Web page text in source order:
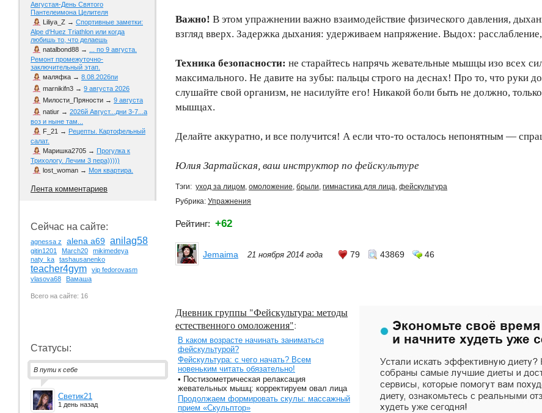
Важно! В этом упражнении важно взаимодействие физического давления,
взгляд вверх. Задержка дыхания: удерживаем напряжение. Выдох: расслабление,
Техника безопасности: не старайтесь напрячь жевательные мышцы изо всех
максимального. Не давите на зубы: пальцы строго на деснах! Про то, что руки
слушайте свой организм, не насилуйте его! Никакой боли быть не должно,
мышцах.
Делайте аккуратно, и все получится! А если что-то осталось непонятным —
Юлия Зартайская, ваш инструктор по фейскультуре
Тэги: уход за лицом, омоложение, брыли, гимнастика для лица, фейскультура
Рубрика: Упражнения
Рейтинг: +62
Jemaima 21 ноября 2014 года 79 43869 46
Дневник группы "Фейскультура: методы
естественного омоложения":
В каком возрасте начинать заниматься
фейскультурой?
Фейскультура: с чего начать? Всем
новеньким читать обязательно!
• Постизометрическая релаксация
жевательных мышц: корректируем овал лица
Продолжаем формировать скулы: массажный
прием «Скульптор»
Августая-День Святого
Пантелеимона Целителя
Liliya_Z → Спортивные заметки:
Alpe d‘Huez Triathlon или когда
любишь то, что делаешь
natalbond88 → ... по 9 августа.
Ремонт промежуточно-
заключительный этап.
маляфка → 8.08.2026пи
marnikifn3 → 9 августа 2026
Милости_Пряности → 9 августа
natiur → 2026й Август...дни 3-7...а
воз и ныне там...
F_21 → Рецепты. Картофельный
салат.
Маришка2705 → Прогулка к
Трихологу. Лечим 3 пера)))))
lost_woman → Моя квартира.
Лента комментариев
Сейчас на сайте:
agnessa z alena a69 anilag58
gitin1201 March20
mikimedeya
naty_ka
tashausanenko
teacher4gym
vip fedorovasm
vlasova68
Вамаша
Всего на сайте: 16
Статусы:
В пути к себе
Светик21
1 день назад